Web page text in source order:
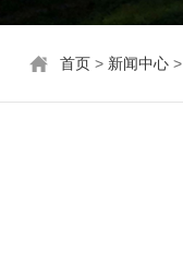
首页> 新闻中心>